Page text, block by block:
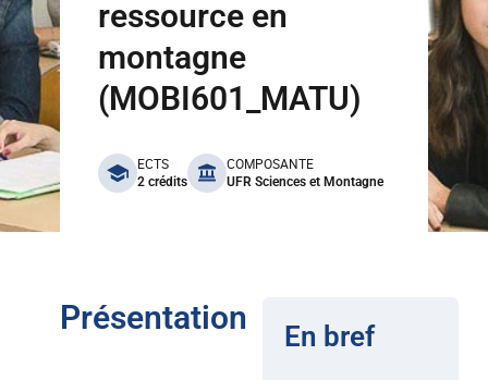
ressource en
montagne
(MOBI601_MATU)
benefits
ECTS
2 crédits
COMPOSANTE
UFR Sciences et Montagne
Présentation En bref